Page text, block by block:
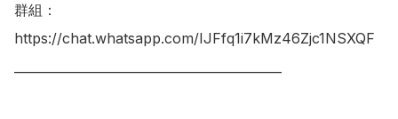
群組：
https://chat.whatsapp.com/IJFfq1i7kMz46Zjc1NSXQF